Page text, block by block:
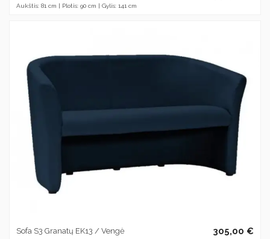
Aukštis: 81 cm | Plotis: 90 cm | Gylis: 141 cm
Sofa S3 Granatų EK13 / Vengė 305,00 €